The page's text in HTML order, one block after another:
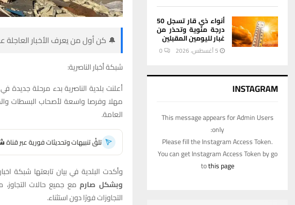
🔔 كن أول من يعرف الأخبار العاجلة
شبكة أخبار الناصرية:
أعلنت بلدية الناصرية بدء مرحلة جديدة
مهلا وفرصا واسعة لأصحاب البسطات
العامة.
تلقَّ تنبيهات وتحديثات فورية عبر قناة
وأكدت البلدية في بيان تابعتها شبكة
وبشكل صارممع جميع حالات
التجاوزات فورًا دون استثناء.
أنواء ذي قار تسجل 50
درجة مئوية وتحذر من
غبار لليومين المقبلين
5 أغسطس، 2026 0
INSTAGRAM
This message appears for Admin Users
only:
Please fill the Instagram Access Token.
You can get Instagram Access Token by go
tothis page